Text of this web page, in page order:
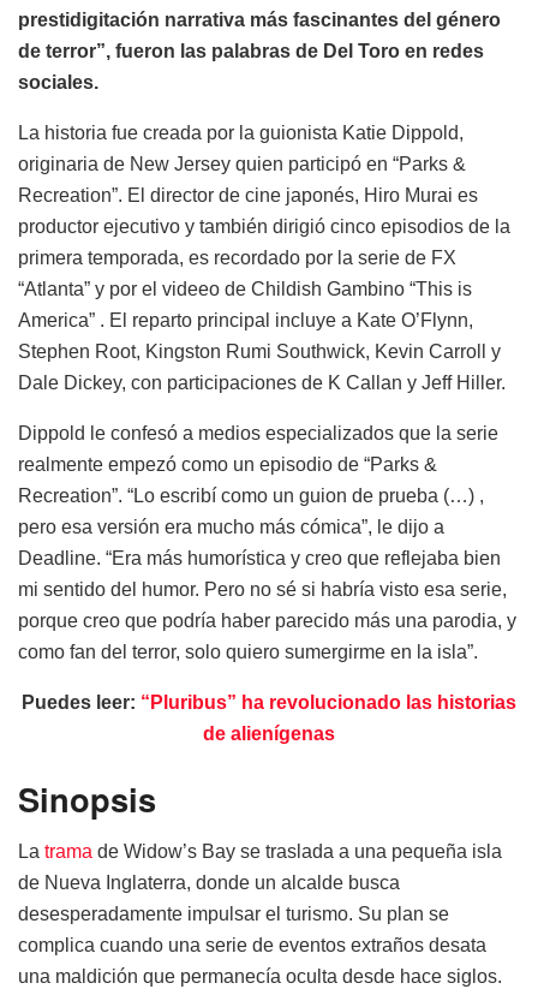
prestidigitación narrativa más fascinantes del género
de terror”, fueron las palabras de Del Toro en redes
sociales.
La historia fue creada por la guionista Katie Dippold,
originaria de New Jersey quien participó en “Parks &
Recreation”. El director de cine japonés, Hiro Murai es
productor ejecutivo y también dirigió cinco episodios de la
primera temporada, es recordado por la serie de FX
“Atlanta” y por el videeo de Childish Gambino “This is
America” . El reparto principal incluye a Kate O’Flynn,
Stephen Root, Kingston Rumi Southwick, Kevin Carroll y
Dale Dickey, con participaciones de K Callan y Jeff Hiller.
Dippold le confesó a medios especializados que la serie
realmente empezó como un episodio de “Parks &
Recreation”. “Lo escribí como un guion de prueba (…) ,
pero esa versión era mucho más cómica”, le dijo a
Deadline. “Era más humorística y creo que reflejaba bien
mi sentido del humor. Pero no sé si habría visto esa serie,
porque creo que podría haber parecido más una parodia, y
como fan del terror, solo quiero sumergirme en la isla”.
Puedes leer: “Pluribus” ha revolucionado las historias
de alienígenas
Sinopsis
La trama de Widow’s Bay se traslada a una pequeña isla
de Nueva Inglaterra, donde un alcalde busca
desesperadamente impulsar el turismo. Su plan se
complica cuando una serie de eventos extraños desata
una maldición que permanecía oculta desde hace siglos.